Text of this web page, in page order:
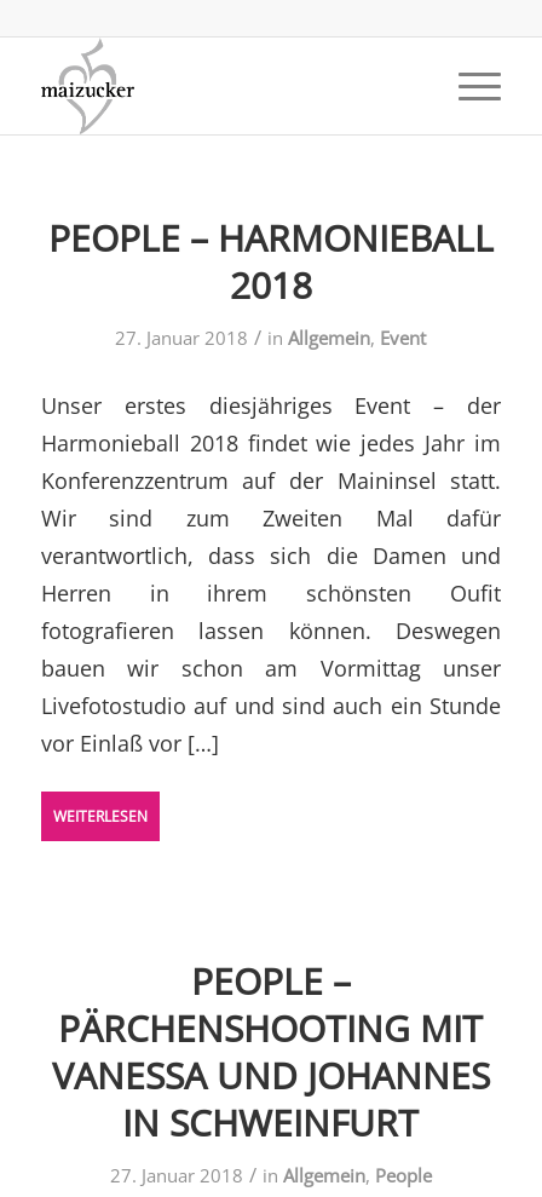
PEOPLE – HARMONIEBALL
2018
27. Januar 2018 / inAllgemein, Event
Unser erstes diesjähriges Event – der
Harmonieball 2018 findet wie jedes Jahr im
Konferenzzentrum auf der Maininsel statt.
Wir sind zum Zweiten Mal dafür
verantwortlich, dass sich die Damen und
Herren in ihrem schönsten Oufit
fotografieren lassen können. Deswegen
bauen wir schon am Vormittag unser
Livefotostudio auf und sind auch ein Stunde
vor Einlaß vor […]
WEITERLESEN
PEOPLE –
PÄRCHENSHOOTING MIT
VANESSA UND JOHANNES
IN SCHWEINFURT
27. Januar 2018 / in Allgemein, People